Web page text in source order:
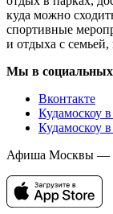
куда можно
спортивные
и отдыха с семьей,
Мы в социальных
Вконтакте
Кудамоскоу
Кудамоскоу
Афиша Москвы —